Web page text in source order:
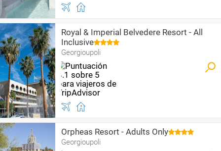
Royal & Imperial Belvedere Resort - All
Inclusive
Georgioupoli
Orpheas Resort - Adults Only
Georgioupoli